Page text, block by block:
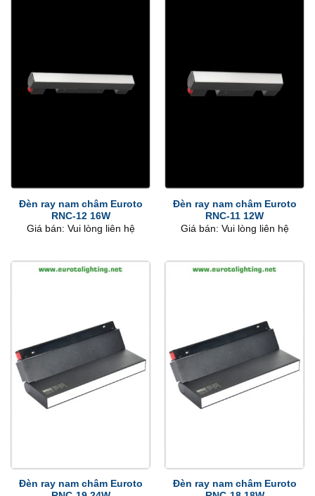
Đèn ray nam châm Euroto
RNC-12 16W
Giá bán: Vui lòng liên hệ
Đèn ray nam châm Euroto
RNC-11 12W
Giá bán: Vui lòng liên hệ
Đèn ray nam châm Euroto
Đèn ray nam châm Euroto